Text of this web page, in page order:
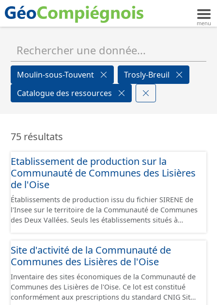
Moulin-sous-Touvent
Trosly-Breuil
Catalogue des ressources
75 résultats
Etablissement de production sur la
Communauté de Communes des Lisières
de l'Oise
Établissements de production issu du fichier SIRENE de
l'Insee sur le territoire de la Communauté de Communes
des Deux Vallées. Seuls les établissements situés à
conformément aux prescriptions du standard CNIG Sites
Économiques. Ce lot ne contient pas la référence aux
delà des prescriptions du CNIG se limitant aux SCI.
Site d'activité de la Communauté de
Communes des Lisières de l'Oise
Inventaire des sites économiques de la Communauté de
Communes des Lisières de l'Oise. Ce lot est constitué
conformément aux prescriptions du standard CNIG Sites